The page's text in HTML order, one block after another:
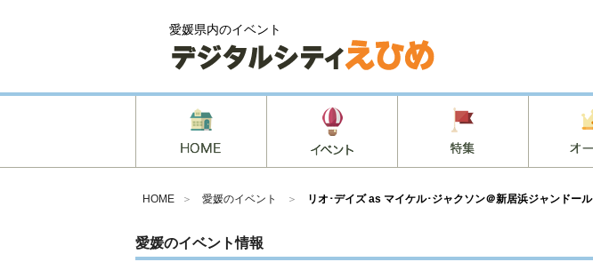
愛媛県内のイベント
HOME ＞ 愛媛のイベント ＞ リオ･デイズ as マイケル･ジャクソン＠新居浜ジャンドール
愛媛のイベント情報